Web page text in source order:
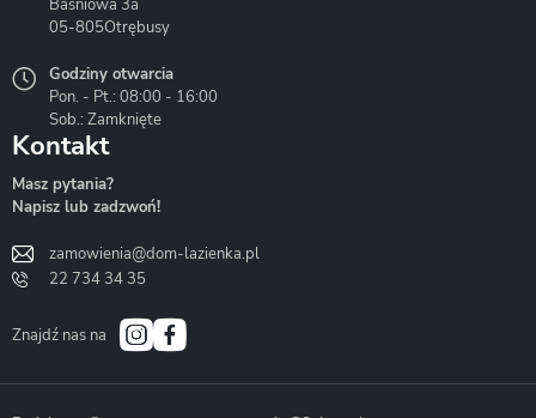
Liveno
Bath&Spa
Baśniowa 3a
05-805Otrębusy
Godziny otwarcia
Pon. - Pt.: 08:00 - 16:00
Sob.: Zamknięte
Kontakt
Masz pytania?
Napisz lub zadzwoń!
zamowienia@dom-lazienka.pl
22 734 34 35
Znajdź nas na